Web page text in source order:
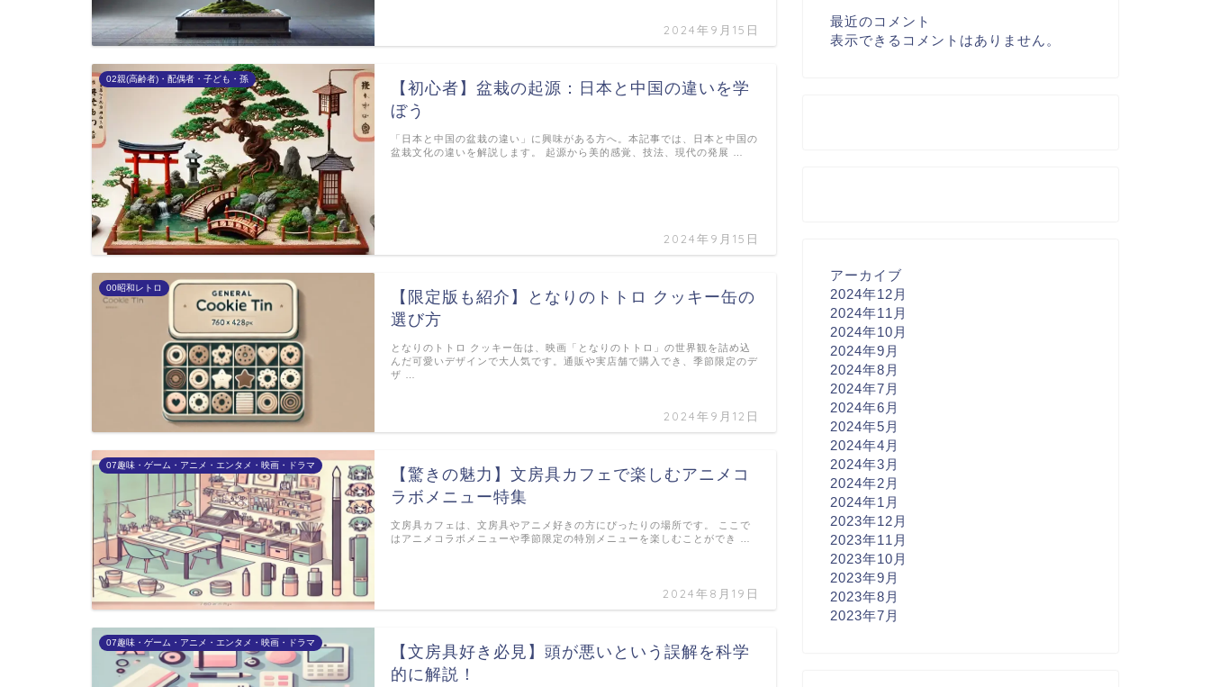
2024年9月15日
02親(高齢者)・配偶者・子ども・孫
【初心者】盆栽の起源：日本と中国の違いを学
ぼう
2024年9月15日
「日本と中国の盆栽の違い」に興味がある方へ。本記事では、日本と中国の
盆栽文化の違いを解説します。 起源から美的感覚、技法、現代の発展 …
00昭和レトロ
【限定版も紹介】となりのトトロ クッキー缶の
選び方
2024年9月12日
となりのトトロ クッキー缶は、映画「となりのトトロ」の世界観を詰め込
んだ可愛いデザインで大人気です。通販や実店舗で購入でき、季節限定のデ
ザ …
07趣味・ゲーム・アニメ・エンタメ・映画・ドラマ
【驚きの魅力】文房具カフェで楽しむアニメコ
ラボメニュー特集
2024年8月19日
文房具カフェは、文房具やアニメ好きの方にぴったりの場所です。 ここで
はアニメコラボメニューや季節限定の特別メニューを楽しむことができ …
07趣味・ゲーム・アニメ・エンタメ・映画・ドラマ
【文房具好き必見】頭が悪いという誤解を科学
的に解説！
最近のコメント
表示できるコメントはありません。
アーカイブ
2024年12月
2024年11月
2024年10月
2024年9月
2024年8月
2024年7月
2024年6月
2024年5月
2024年4月
2024年3月
2024年2月
2024年1月
2023年12月
2023年11月
2023年10月
2023年9月
2023年8月
2023年7月